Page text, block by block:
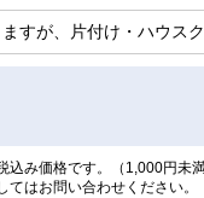
すが、片付け・ハウス
み価格です。（1,000円未満
はお問い合わせください。